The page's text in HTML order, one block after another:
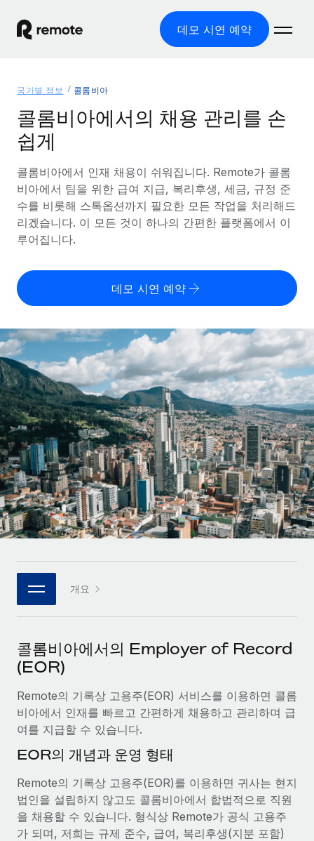
데모 시연 예약
글로벌 고용
글로벌 급여
규정을 준수하며 급여 지급을 손쉽게 처리
기록상 고용주(EOR)
법인 설립 비용 없이 전 세계로 사업을 확장
복잡한 고용 업무를 아웃소싱
인프라
Remote 통합
HR을 워크플로에 매끄럽게 통합
플랫폼
팀을 위한 통합된 핵심 HR 기능
연결 새로운
통합
핵심 비즈니스 도구로 프로세스를 간소화
전문가 상담
글로벌 인사 및 규정 준수 업무 처리에 전문가 지원 제공
신원 조사
채용 후보자 심사 프로세스 간소화
Compliance Watchtower
기기 관리
전 세계 IT 장비 제공 및 추적 관리
솔루션
글로벌 서비스 제공
국가별 정보
국가별 글로벌 채용 지원 알아보기
미국 주별 정보
Remote와 다른 솔루션 비교
다른 업체들과 비교해보기
스타트업
성장하는 기업을 위한 민첩한 글로벌 HR 및 급여 솔루션
중견기업
맞춤형 HR 솔루션으로 팀 확장
엔터프라이즈
대기업을 위한 글로벌 HR
REMOTE 파트너 되기
플랫폼에 글로벌 HR을 유연하게 통합
Remote와의 파트너십 기회 탐색
Remote Build 곧 제공 예정
통합 및 AI 자동화 컨설팅
사례 연구
리소스
도구 및 계산기
오분류 리스크 평가 도구
국가별 총 인건비 계산
글로벌 계약직을 위한 통화 옵션과 지급 소요 시간 확인
REMOTE와 함께 배우기
리서치 및 가이드
사례 연구
HR 용어집
체크리스트 및 템플릿
직무 설명 라이브러리
이벤트
급여 및 인재 인사이트
인사이트 센터
지원받기
모든 리소스 보기
글로벌 급여
EOR 및 PEO
요금
한국어
English
Nederlands
Français
Deutsch
Español
Italiano
Português (Portugal)
한국어
로그인
국가별 정보 콜롬비아
콜롬비아에서의 채용 관리를 손
쉽게
콜롬비아에서 인재 채용이 쉬워집니다. Remote가 콜롬
비아에서 팀을 위한 급여 지급, 복리후생, 세금, 규정 준
수를 비롯해 스톡옵션까지 필요한 모든 작업을 처리해드
리겠습니다. 이 모든 것이 하나의 간편한 플랫폼에서 이
루어집니다.
데모 시연 예약
개요
콜롬비아에서의 Employer of Record
(EOR)
Remote의 기록상 고용주(EOR) 서비스를 이용하면 콜롬
비아에서 인재를 빠르고 간편하게 채용하고 관리하며 급
여를 지급할 수 있습니다.
EOR의 개념과 운영 형태
Remote의 기록상 고용주(EOR)를 이용하면 귀사는 현지
법인을 설립하지 않고도 콜롬비아에서 합법적으로 직원
을 채용할 수 있습니다. 형식상 Remote가 공식 고용주
가 되며, 저희는 규제 준수, 급여, 복리후생(지분 포함)